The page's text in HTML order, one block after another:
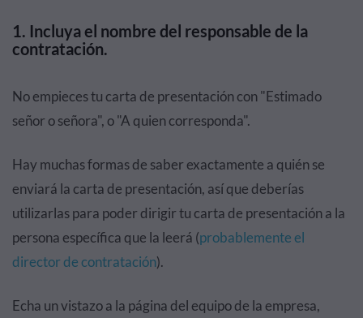
1. Incluya el nombre del responsable de la
contratación.
No empieces tu carta de presentación con "Estimado
señor o señora", o "A quien corresponda".
Hay muchas formas de saber exactamente a quién se
enviará la carta de presentación, así que deberías
utilizarlas para poder dirigir tu carta de presentación a la
persona específica que la leerá (probablemente el
director de contratación).
Echa un vistazo a la página del equipo de la empresa,